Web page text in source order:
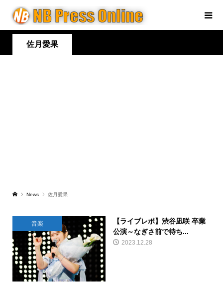
佐月愛果
News 佐月愛果
音楽
【ライブレポ】渋谷凪咲 卒業
公演～なぎさ前で待ち...
2023.12.28